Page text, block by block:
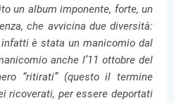
un album imponente, forte, un
che avvicina due diversità:
è stata un manicomio dal
anche l’11 ottobre del
“ritirati” (questo il termine
ricoverati, per essere deportati